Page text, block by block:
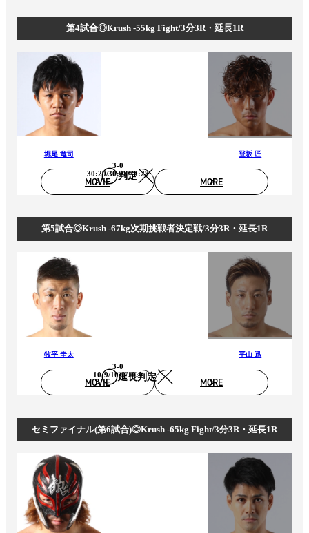
第4試合◎Krush -55kg Fight/3分3R・延長1R
堀尾 竜司
判定
3-0
30:29/30:28/30:28
登坂 匠
MOVIE MORE
第5試合◎Krush -67kg次期挑戦者決定戦/3分3R・延長1R
牧平 圭太
延長判定
3-0
10:9/10:9/10:9
平山 迅
MOVIE MORE
セミファイナル(第6試合)◎Krush -65kg Fight/3分3R・延長1R